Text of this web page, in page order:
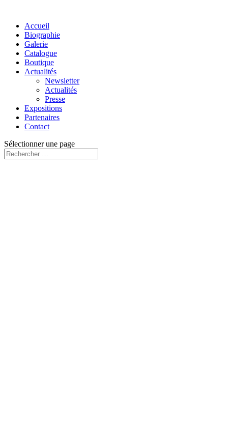
Accueil
Biographie
Galerie
Catalogue
Boutique
Actualités
Newsletter
Actualités
Presse
Expositions
Partenaires
Contact
Sélectionner une page